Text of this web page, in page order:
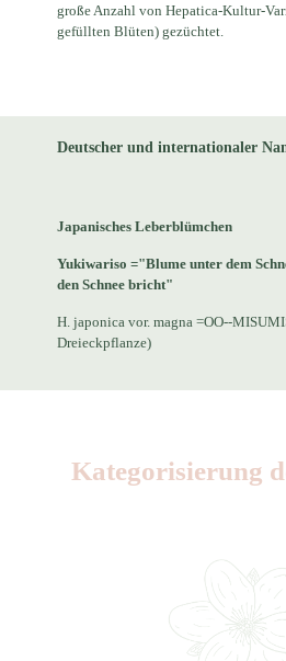
große Anzahl von Hepatica-Kultur-
gefüllten Blüten) gezüchtet.
Deutscher und internationaler
Japanisches Leberblümchen
Yukiwariso ="Blume unter dem
den Schnee bricht"
H. japonica vor. magna =OO--
Dreieckpflanze)
Kategorisierung